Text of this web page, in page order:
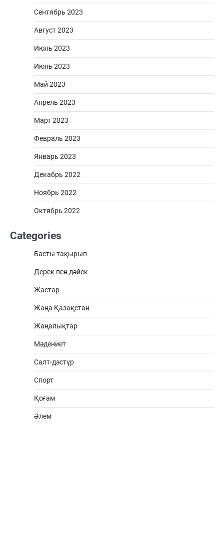
Сентябрь 2023
Август 2023
Июль 2023
Июнь 2023
Май 2023
Апрель 2023
Март 2023
Февраль 2023
Январь 2023
Декабрь 2022
Ноябрь 2022
Октябрь 2022
Categories
Басты тақырып
Дерек пен дәйек
Жастар
Жаңа Қазақстан
Жаңалықтар
Мәдениет
Салт-дәстүр
Спорт
Қоғам
Әлем